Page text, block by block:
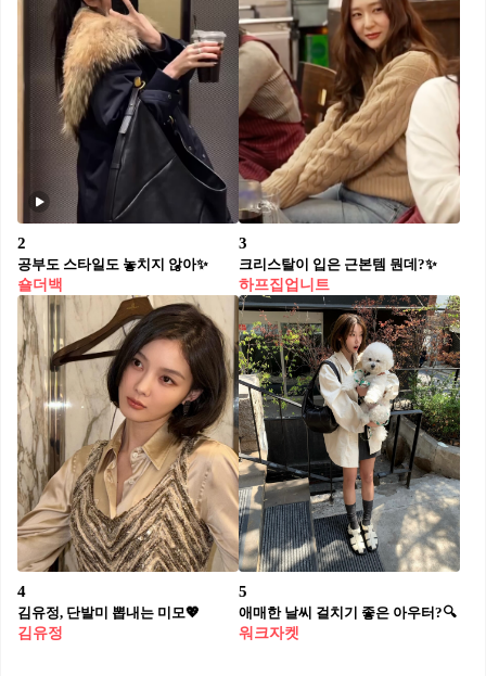
2
공부도 스타일도 놓치지 않아✨
숄더백
3
크리스탈이 입은 근본템 뭔데?✨
하프집업니트
4
김유정, 단발미 뽑내는 미모💖 ⁠
김유정
5
애매한 날씨 걸치기 좋은 아우터?🔍
워크자켓